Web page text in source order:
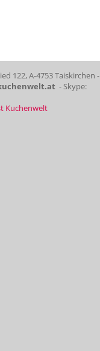
122, A-4753 Taiskirchen -
- Skype:
Kuchenwelt